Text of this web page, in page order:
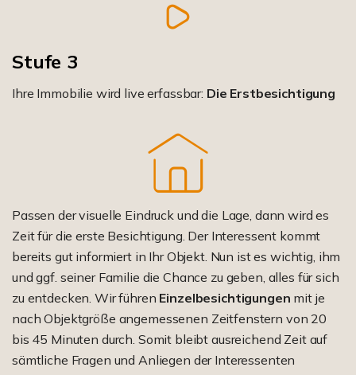
Stufe 3
Ihre Immobilie wird live erfassbar: Die Erstbesichtigung
Passen der visuelle Eindruck und die Lage, dann wird es
Zeit für die erste Besichtigung. Der Interessent kommt
bereits gut informiert in Ihr Objekt. Nun ist es wichtig, ihm
und ggf. seiner Familie die Chance zu geben, alles für sich
zu entdecken. Wir führen Einzelbesichtigungen mit je
nach Objektgröße angemessenen Zeitfenstern von 20
bis 45 Minuten durch. Somit bleibt ausreichend Zeit auf
sämtliche Fragen und Anliegen der Interessenten